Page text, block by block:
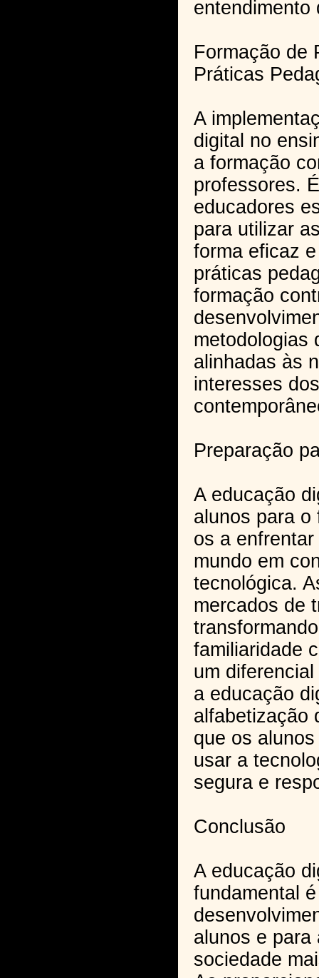
entendimento
Formação de
Práticas
A
digital no
a formação
professores.
educadores
para utilizar
forma eficaz
práticas
formação
metodologias
alinhadas às
interesses
Preparação
A educação
alunos para o
os a
mundo em
tecnológica.
mercados de
familiaridade
um
a educação
alfabetização
que os
usar a
segura e
Conclusão
A educação
fundamental
alunos e para
sociedade